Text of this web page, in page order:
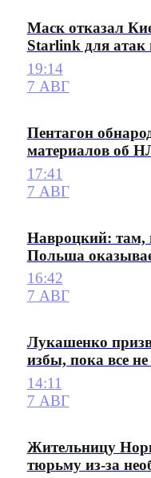
Маск отказал
Starlink для атак
19:14
7 АВГ
Пентагон
материалов об
17:41
7 АВГ
Навроцкий: там,
Польша
16:42
7 АВГ
Лукашенко
избы, пока все
14:11
7 АВГ
Жительницу
тюрьму из-за